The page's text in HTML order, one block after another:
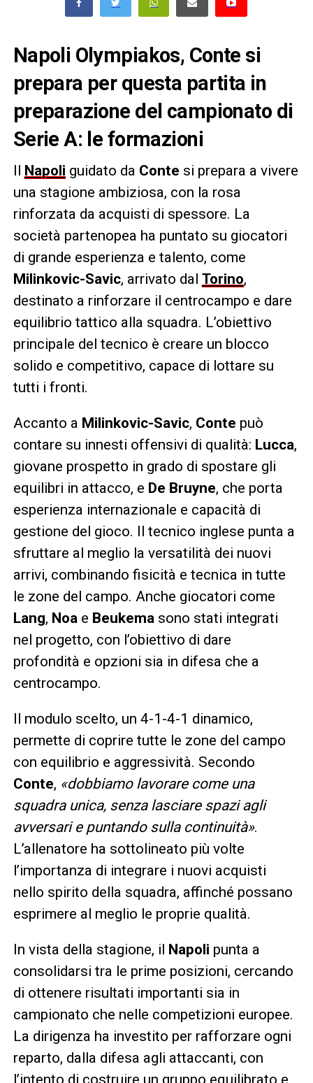
Napoli Olympiakos, Conte si
prepara per questa partita in
preparazione del campionato di
Serie A: le formazioni
Il Napoli guidato da Conte si prepara a vivere
una stagione ambiziosa, con la rosa
rinforzata da acquisti di spessore. La
società partenopea ha puntato su giocatori
di grande esperienza e talento, come
Milinkovic-Savic, arrivato dal Torino,
destinato a rinforzare il centrocampo e dare
equilibrio tattico alla squadra. L’obiettivo
principale del tecnico è creare un blocco
solido e competitivo, capace di lottare su
tutti i fronti.
Accanto a Milinkovic-Savic, Conte può
contare su innesti offensivi di qualità: Lucca,
giovane prospetto in grado di spostare gli
equilibri in attacco, e De Bruyne, che porta
esperienza internazionale e capacità di
gestione del gioco. Il tecnico inglese punta a
sfruttare al meglio la versatilità dei nuovi
arrivi, combinando fisicità e tecnica in tutte
le zone del campo. Anche giocatori come
Lang, Noa e Beukema sono stati integrati
nel progetto, con l’obiettivo di dare
profondità e opzioni sia in difesa che a
centrocampo.
Il modulo scelto, un 4-1-4-1 dinamico,
permette di coprire tutte le zone del campo
con equilibrio e aggressività. Secondo
Conte, «dobbiamo lavorare come una
squadra unica, senza lasciare spazi agli
avversari e puntando sulla continuità».
L’allenatore ha sottolineato più volte
l’importanza di integrare i nuovi acquisti
nello spirito della squadra, affinché possano
esprimere al meglio le proprie qualità.
In vista della stagione, il Napoli punta a
consolidarsi tra le prime posizioni, cercando
di ottenere risultati importanti sia in
campionato che nelle competizioni europee.
La dirigenza ha investito per rafforzare ogni
reparto, dalla difesa agli attaccanti, con
l’intento di costruire un gruppo equilibrato e